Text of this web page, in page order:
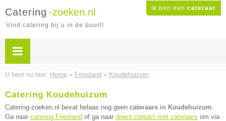
Ik ben een cateraar
Catering -zoeken.nl
Vind catering bij u in de buurt!
U bent nu hier: Home » Friesland » Koudehuizum
Catering Koudehuizum
Catering-zoeken.nl bevat helaas nog geen cateraars in Koudehuizum.
Ga naar catering Friesland of ga naar direct contact met cateraars om via